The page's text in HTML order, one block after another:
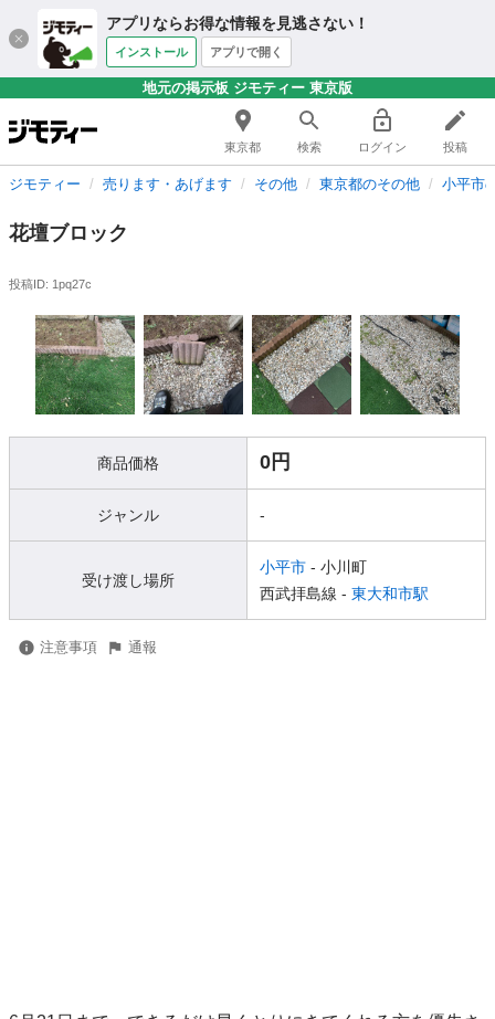
アプリならお得な情報を見逃さない！
インストール アプリで開く
地元の掲示板 ジモティー 東京版
東京都 検索 ログイン 投稿
ジモティー 売ります・あげます その他 東京都のその他 小平市
花壇ブロック
投稿ID: 1pq27c
商品価格 0円
ジャンル -
受け渡し場所
小平市 - 小川町
西武拝島線 - 東大和市駅
注意事項 通報